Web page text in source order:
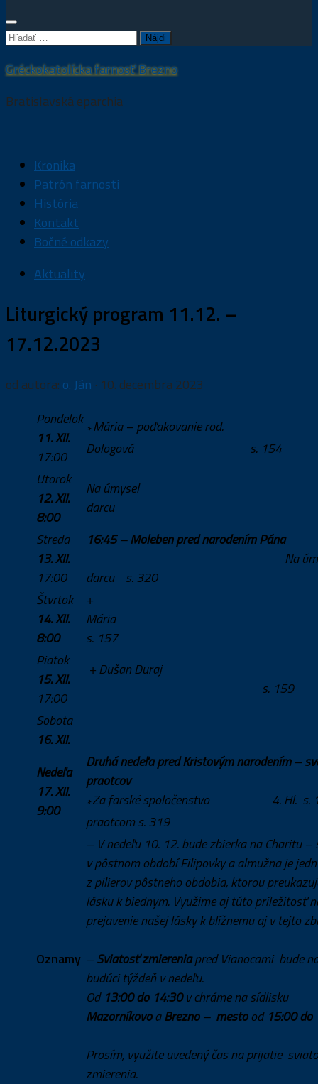
Hľadať:
Gréckokatolícka farnosť Brezno
Bratislavská eparchia
Kronika
Patrón farnosti
História
Kontakt
Bočné odkazy
Aktuality
Liturgický program 11.12. –
17.12.2023
od autora: o. Ján · 10. decembra 2023
Pondelok
11. XII.
17:00
*Mária – poďakovanie rod.
Dologová s. 154
Utorok
12. XII.
8:00
Na úmysel
Streda
13. XII.
17:00
16:45 – Moleben pred narodením Pána
Na
darcu s. 320
Štvrtok
14. XII.
8:00
+
s. 157
Piatok
15. XII.
17:00
+ Dušan Duraj
s. 159
Sobota
16. XII.
Nedeľa
17. XII.
9:00
Druhá nedeľa pred Kristovým narodením –
praotcov
*Za farské spoločenstvo 4. Hl. s.
praotcom s. 319
Oznamy
– V nedeľu 10. 12. bude zbierka na Charitu –
v pôstnom období Filipovky a almužna je
z pilierov pôstneho obdobia, ktorou
lásku k biednym. Využime aj túto príležitosť
prejavenie našej lásky k blížnemu aj v tejto
–Sviatosť zmiereniapred Vianocami bude
budúci týždeň v nedeľu.
Od 13:00 do 14:30v chráme na sídlisku
MazorníkovoaBrezno – mestood 15:00 do
Prosím, využite uvedený čas na prijatie
zmierenia.